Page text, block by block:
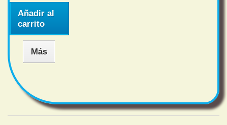
Añadir al
carrito
Más